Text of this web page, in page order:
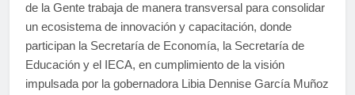
de la Gente trabaja de manera transversal para consolidar
un ecosistema de innovación y capacitación, donde
participan la Secretaría de Economía, la Secretaría de
Educación y el IECA, en cumplimiento de la visión
impulsada por la gobernadora Libia Dennise García Muñoz